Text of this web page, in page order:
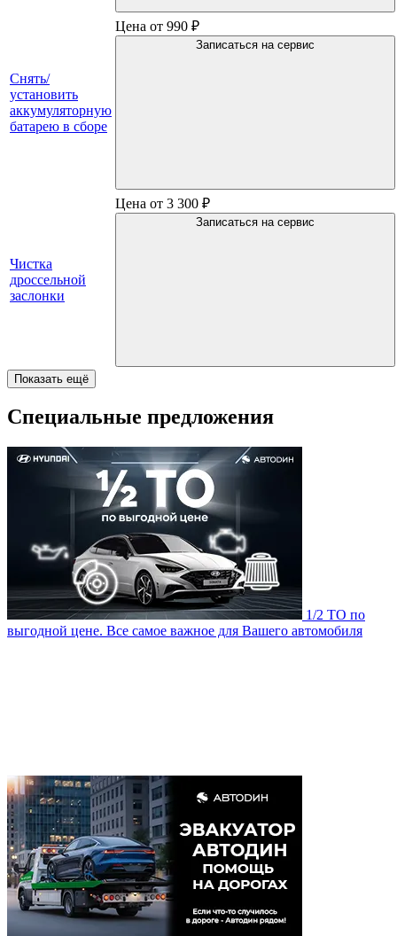
Снять/
установить
аккумуляторную
батарею в сборе
Цена от 990 ₽
Записаться на сервис
Чистка
дроссельной
заслонки
Цена от 3 300 ₽
Записаться на сервис
Показать ещё
Специальные предложения
1/2 ТО по
выгодной цене. Все самое важное для Вашего автомобиля